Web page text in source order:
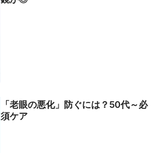
「老眼の悪化」防ぐには？50代～必
須ケア